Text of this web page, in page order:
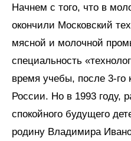
Начнем с того, что в
окончили Московский
мясной и молочной
специальность
время учебы, после 3-го
России. Но в 1993 году,
спокойного будущего
родину Владимира